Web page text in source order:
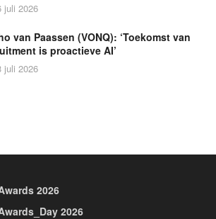
juli 2026
van Paassen (VONQ): ‘Toekomst van
is proactieve AI’
juli 2026
2026
2026